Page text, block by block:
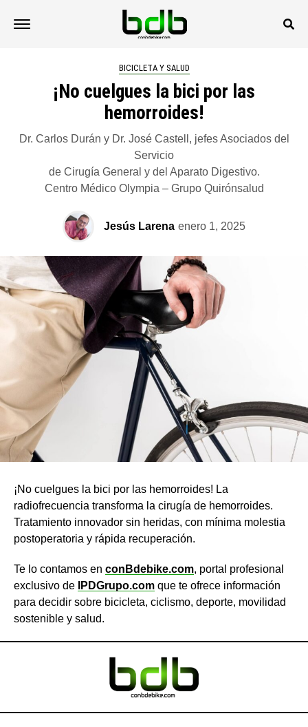
BICICLETA Y SALUD
¡No cuelgues la bici por las
hemorroides!
Dr. Carlos Durán y Dr. José Castell, jefes Asociados del
Servicio
de Cirugía General y del Aparato Digestivo.
Centro Médico Olympia – Grupo Quirónsalud
Jesús Larena enero 1, 2025
¡No cuelgues la bici por las hemorroides! La
radiofrecuencia transforma la cirugía de hemorroides.
Tratamiento innovador sin heridas, con mínima molestia
postoperatoria y rápida recuperación.
Te lo contamos en conBdebike.com, portal profesional
exclusivo de
IPDGrupo.com que te ofrece información
para decidir sobre bicicleta, ciclismo, deporte, movilidad
sostenible y salud.